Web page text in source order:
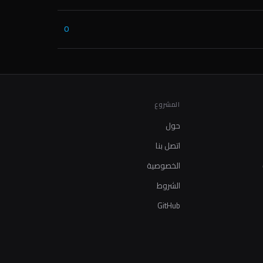
0
المشروع
حول
اتصل بنا
الخصوصية
الشروط
GitHub